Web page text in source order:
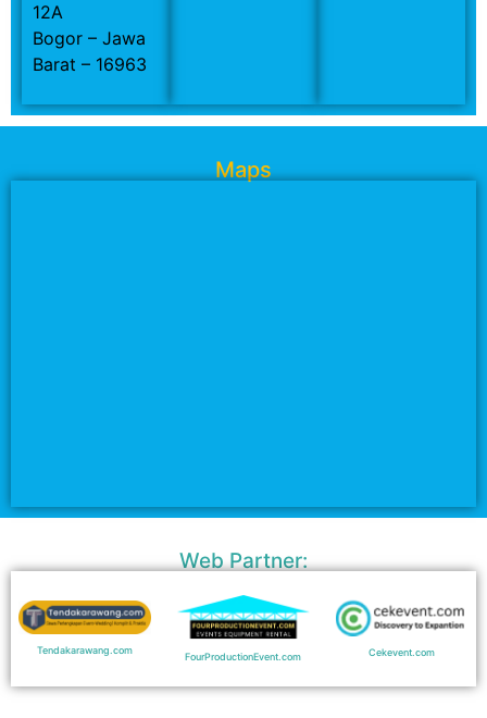
12A
Bogor – Jawa
Barat – 16963
Maps
Web Partner:
Tendakarawang.com FourProductionEvent.com Cekevent.com